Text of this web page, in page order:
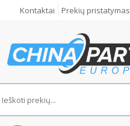
Kontaktai Prekių pristatymas